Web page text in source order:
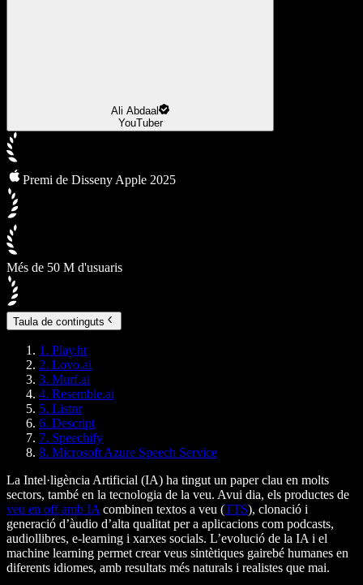
Ali Abdaal
YouTuber
Premi de Disseny Apple 2025
Més de 50 M d'usuaris
Taula de continguts
1. Play.ht
2. Lovo.ai
3. Murf.ai
4. Resemble.ai
5. Listnr
6. Descript
7. Speechify
8. Microsoft Azure Speech Service
La Intel·ligència Artificial (IA) ha tingut un paper clau en molts
sectors, també en la tecnologia de la veu. Avui dia, els productes de
veu en off amb IA combinen textos a veu (TTS), clonació i
generació d’àudio d’alta qualitat per a aplicacions com podcasts,
audiollibres, e-learning i xarxes socials. L’evolució de la IA i el
machine learning permet crear veus sintètiques gairebé humanes en
diferents idiomes, amb resultats més naturals i realistes que mai.